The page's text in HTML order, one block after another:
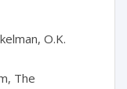
O.K.
The